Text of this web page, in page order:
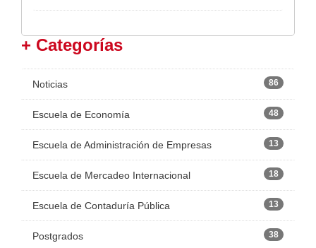
+ Categorías
Noticias 86
Escuela de Economía 48
Escuela de Administración de Empresas 13
Escuela de Mercadeo Internacional 18
Escuela de Contaduría Pública 13
Postgrados 38